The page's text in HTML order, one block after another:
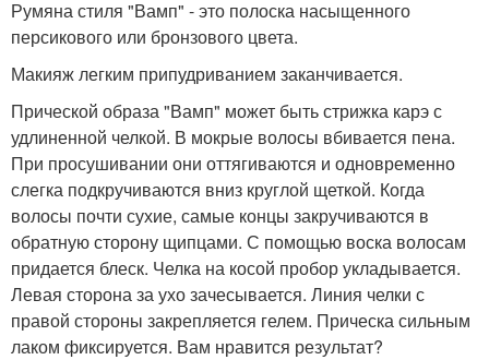
Румяна стиля "Вамп" - это полоска насыщенного
персикового или бронзового цвета.
Макияж легким припудриванием заканчивается.
Прической образа "Вамп" может быть стрижка карэ с
удлиненной челкой. В мокрые волосы вбивается пена.
При просушивании они оттягиваются и одновременно
слегка подкручиваются вниз круглой щеткой. Когда
волосы почти сухие, самые концы закручиваются в
обратную сторону щипцами. С помощью воска волосам
придается блеск. Челка на косой пробор укладывается.
Левая сторона за ухо зачесывается. Линия челки с
правой стороны закрепляется гелем. Прическа сильным
лаком фиксируется. Вам нравится результат?